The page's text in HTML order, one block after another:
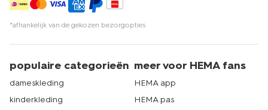
*afhankelijk van de gekozen bezorgopties
populaire categorieën
dameskleding
kinderkleding
meer voor HEMA fans
HEMA app
HEMA pas